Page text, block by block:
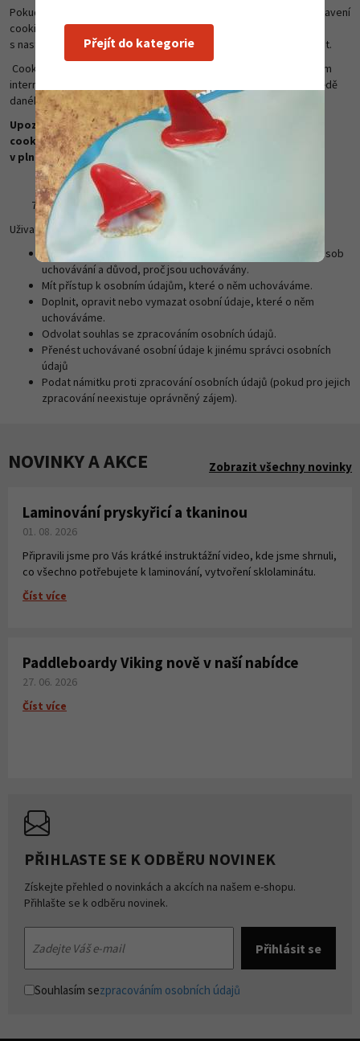
Pokud chcete jako uživatel svůj souhlas odvolat nebo změnit nastavení
cookies,
KLIKNĚTE ZDE.Tento odkaz opětovně zobrazuje okno
s nastavením cookies, kde je možné své předvolby změnit či zrušit.
Cookies může uživatel také zakázat nebo odstranit přímo ve svém
internetovém prohlížeči. Bližší informace jsou k dispozici v nápovědě
daného prohlížeče.
Upozorňujeme ale, že v případě smazání/zákazu některých
cookies přímo v prohlížeči nemusí web pracovat správně a
v plném rozsahu.
Práva uživatele ohledně zpracování osobních údajů
Uživatel má právo:
Znát rozsah osobních údajů, které o něm uchováváme, způsob
uchovávání a důvod, proč jsou uchovávány.
Mít přístup k osobním údajům, které o něm uchováváme.
Doplnit, opravit nebo vymazat osobní údaje, které o něm
uchováváme.
Odvolat souhlas se zpracováním osobních údajů.
Přenést uchovávané osobní údaje k jinému správci osobních
údajů
Podat námitku proti zpracování osobních údajů (pokud pro jejich
zpracování neexistuje oprávněný zájem).
NOVINKY A AKCE Zobrazit všechny novinky
Laminování pryskyřicí a tkaninou
01. 08. 2026
Připravili jsme pro Vás krátké instruktážní video, kde jsme shrnuli,
co všechno potřebujete k laminování, vytvoření sklolaminátu.
Číst více
Paddleboardy Viking nově v naší nabídce
27. 06. 2026
Číst více
PŘIHLASTE SE K ODBĚRU NOVINEK
Získejte přehled o novinkách a akcích na našem e-shopu.
Přihlašte se k odběru novinek.
Souhlasím sezpracováním osobních údajů
Přejít do kategorie